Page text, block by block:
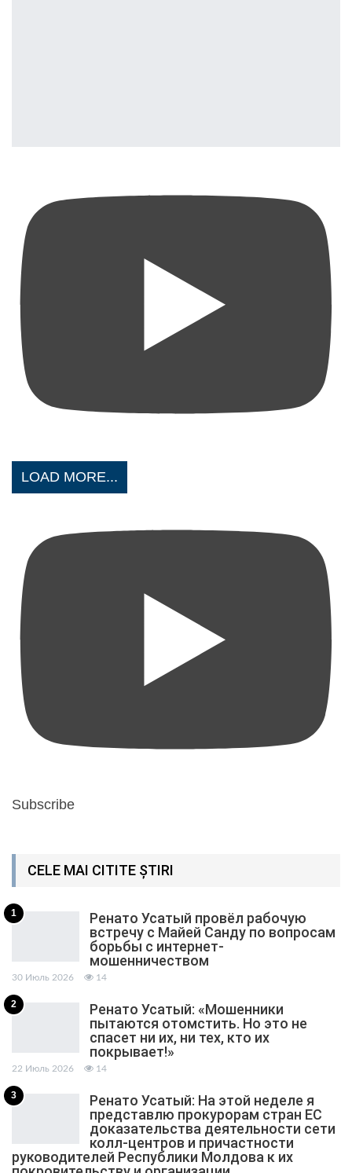
LOAD MORE...
Subscribe
CELE MAI CITITE ȘTIRI
1
Ренато Усатый провёл рабочую
встречу с Майей Санду по вопросам
борьбы с интернет-
мошенничеством
30 Июль 2026 14
2
Ренато Усатый: «Мошенники
пытаются отомстить. Но это не
спасет ни их, ни тех, кто их
покрывает!»
22 Июль 2026 14
3
Ренато Усатый: На этой неделе я
представлю прокурорам стран ЕС
доказательства деятельности сети
колл-центров и причастности
руководителей Республики Молдова к их